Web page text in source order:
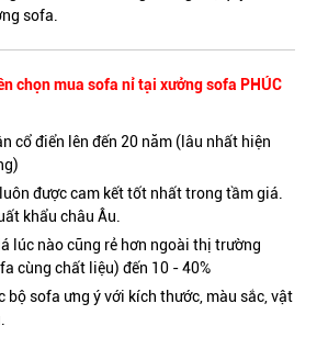
sofa.
chọn mua sofa nỉ tại xưởng sofa PHÚC
cổ điển lên đến 20 năm (lâu nhất hiện
được cam kết tốt nhất trong tầm giá.
khẩu châu Âu.
lúc nào cũng rẻ hơn ngoài thị trường
cùng chất liệu) đến 10 - 40%
bộ sofa ưng ý với kích thước, màu sắc, vật